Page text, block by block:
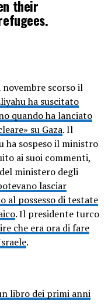
their
17,
scorso il
ha suscitato
quando ha lanciato
su Gaza. Il
ha sospeso il ministro
ai suoi commenti,
ministero degli
lasciar
al possesso di testate
. Il presidente turco
che era ora di fare
.
libro dei primi anni